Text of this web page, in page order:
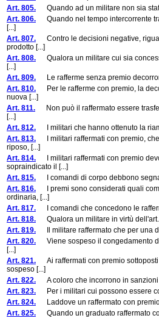
Art. 805. Quando ad un militare non sia
Art. 806. Quando nel tempo intercorrente
[...]
Art. 807. Contro le decisioni negative,
prodotto [...]
Art. 808. Qualora un militare cui sia
[...]
Art. 809. Le rafferme senza premio
Art. 810. Per le rafferme con premio, la
nuova [...]
Art. 811. Non può il raffermato essere
[...]
Art. 812. I militari che hanno ottenuto la
Art. 813. I militari raffermati con premio,
riposo, [...]
Art. 814. I militari raffermati con premio
sopraindicato il [...]
Art. 815. I comandi di corpo debbono
Art. 816. I premi sono considerati quali
ordinaria, [...]
Art. 817. I comandi che concedono le
Art. 818. Qualora un militare in virtù dell'art.
Art. 819. Il militare raffermato che per una
Art. 820. Viene sospeso il congedamento
[...]
Art. 821. Ai raffermati con premio sottoposti
sospeso [...]
Art. 822. A coloro che incorrono in sanzioni
Art. 823. Per i militari cui possono essere
Art. 824. Laddove un raffermato con premio
Art. 825. Quando un graduato raffermato